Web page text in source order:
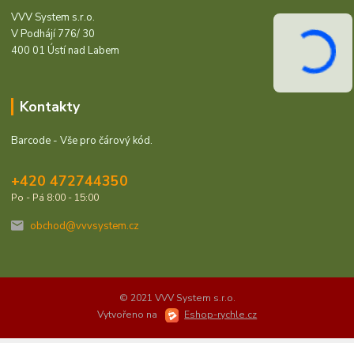
VVV System s.r.o.
V Podhájí 776/ 30
400 01 Ústí nad Labem
Kontakty
Barcode - Vše pro čárový kód.
+420 472744350
Po - Pá 8:00 - 15:00
obchod@vvvsystem.cz
© 2021 VVV System s.r.o.
Vytvořeno na
Eshop-rychle.cz